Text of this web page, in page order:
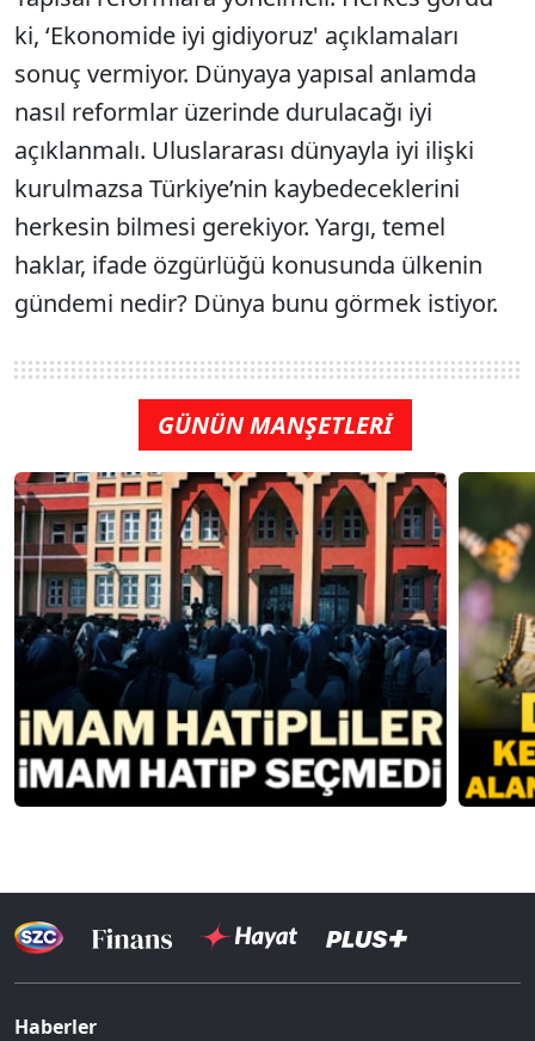
ki, ‘Ekonomide iyi gidiyoruz' açıklamaları
sonuç vermiyor. Dünyaya yapısal anlamda
nasıl reformlar üzerinde durulacağı iyi
açıklanmalı. Uluslararası dünyayla iyi ilişki
kurulmazsa Türkiye’nin kaybedeceklerini
herkesin bilmesi gerekiyor. Yargı, temel
haklar, ifade özgürlüğü konusunda ülkenin
gündemi nedir? Dünya bunu görmek istiyor.
GÜNÜN MANŞETLERİ
Haberler